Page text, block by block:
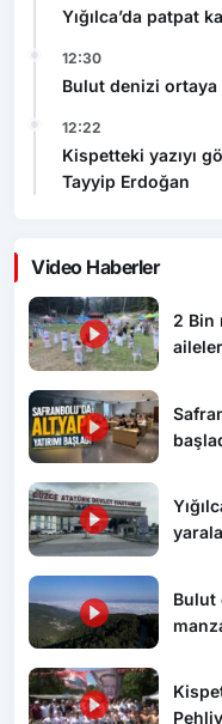
Yığılca’da patpat
12:30
Bulut denizi ortaya
12:22
Kispetteki yazıyı
Tayyip Erdoğan
Video Haberler
2 Bin
Bulut